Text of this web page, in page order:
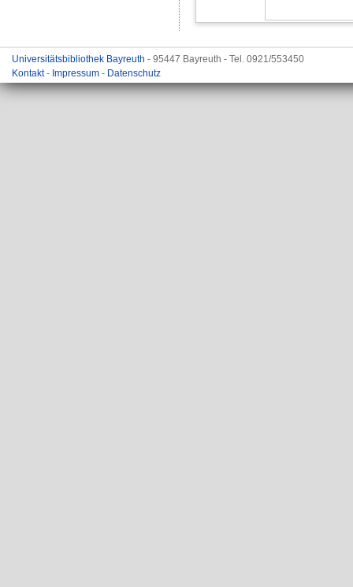
Universitätsbibliothek Bayreuth - 95447 Bayreuth - Tel. 0921/553450
Kontakt- Impressum - Datenschutz